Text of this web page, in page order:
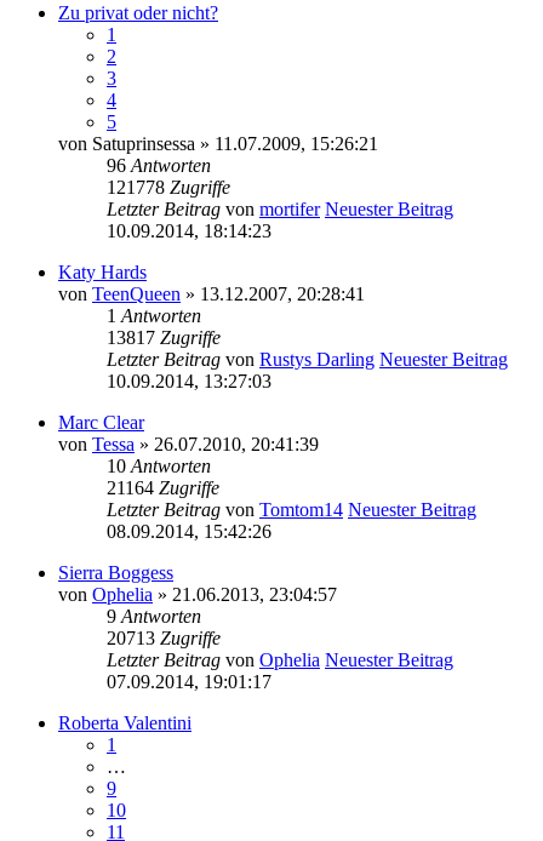
Zu privat oder nicht?
1
2
3
4
5
von Satuprinsessa » 11.07.2009, 15:26:21
96 Antworten
121778 Zugriffe
Letzter Beitrag von mortifer Neuester Beitrag
10.09.2014, 18:14:23
Katy Hards
von TeenQueen » 13.12.2007, 20:28:41
1 Antworten
13817 Zugriffe
Letzter Beitrag von Rustys Darling Neuester Beitrag
10.09.2014, 13:27:03
Marc Clear
von Tessa » 26.07.2010, 20:41:39
10 Antworten
21164 Zugriffe
Letzter Beitrag von Tomtom14 Neuester Beitrag
08.09.2014, 15:42:26
Sierra Boggess
von Ophelia » 21.06.2013, 23:04:57
9 Antworten
20713 Zugriffe
Letzter Beitrag von Ophelia Neuester Beitrag
07.09.2014, 19:01:17
Roberta Valentini
1
…
9
10
11